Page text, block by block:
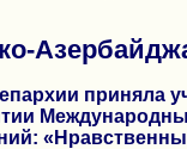
приняла